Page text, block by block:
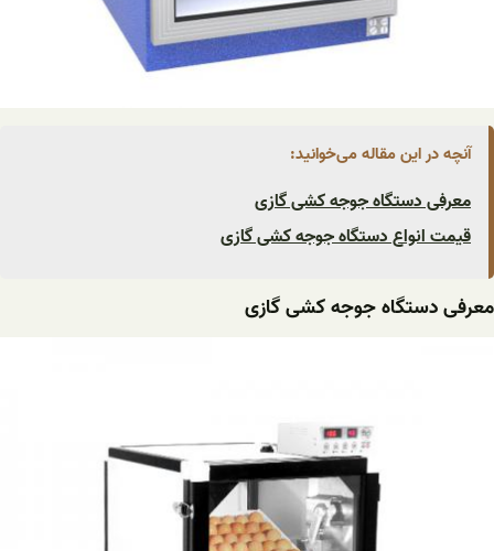
آنچه در این مقاله می‌خوانید:
معرفی دستگاه جوجه کشی گازی
قیمت انواع دستگاه جوجه کشی گازی
معرفی دستگاه جوجه کشی گازی